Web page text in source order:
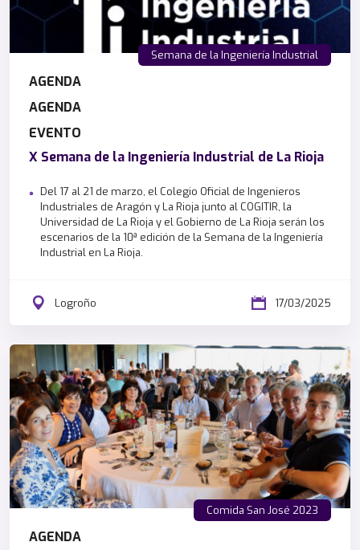
Semana de la Ingeniería Industrial
AGENDA
AGENDA
EVENTO
X Semana de la Ingeniería Industrial de La Rioja
Del 17 al 21 de marzo, el Colegio Oficial de Ingenieros
Industriales de Aragón y La Rioja junto al COGITIR, la
Universidad de La Rioja y el Gobierno de La Rioja serán los
escenarios de la 10ª edición de la Semana de la Ingeniería
Industrial en La Rioja.
Logroño 17/03/2025
Comida San José 2023
AGENDA